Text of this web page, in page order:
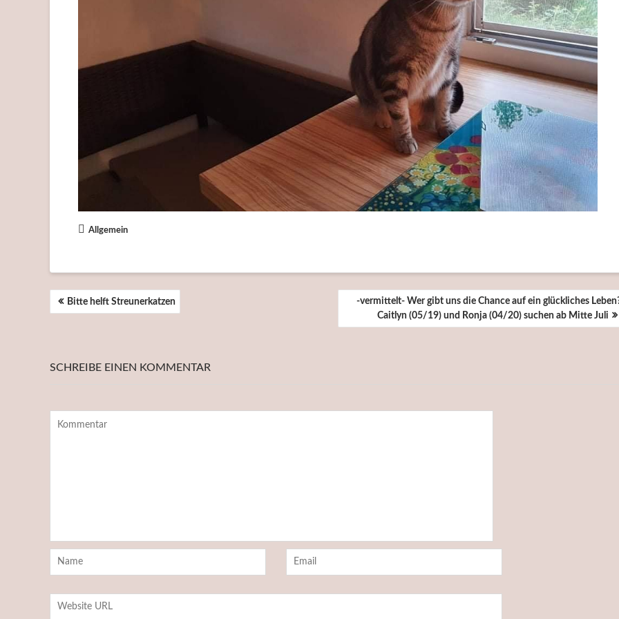
Allgemein
BEITRAGSNAVIGATION
Bitte helft Streunerkatzen
-vermittelt- Wer gibt uns die Chance auf ein glückliches
Caitlyn (05/19) und Ronja (04/20) suchen ab Mitte Juli
SCHREIBE EINEN KOMMENTAR